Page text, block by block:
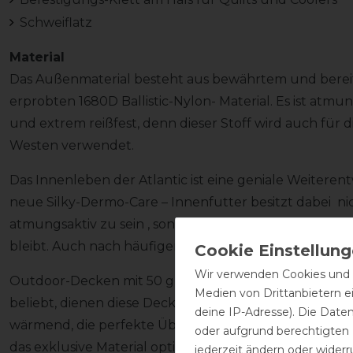
Schweiflatz
Material
Das Außenmaterial besteht aus bewährtem und
erprobten 1680D Ballistic-Nylon- Material. Es ist
und extrem reißfest, denn dieser Stoff wird auch für
Westen verwendet.
Das Innenleben der Atlantic ist eine geniale
neue Silky-Dermo-Care – Innenfutter besitzt dabei
atmungsaktiv zu sein , sondern es sorgt auch dafür,
bleibt. Auch nach häufigem Tragen behält das Fell
Outdoor-Decken mit 50 g Fütterung sind bereits seit
beliebt, dienen diese Decken als Schutz vor Wind
wärmend, die perfekte Übergangsdecke. In der
das exklusive Material optimiert. Falls benötigt,
Wir verwenden Cookies
Medien von Drittanbietern
deine IP-Adresse). Die
oder aufgrund berechtigten
jederzeit ändern oder